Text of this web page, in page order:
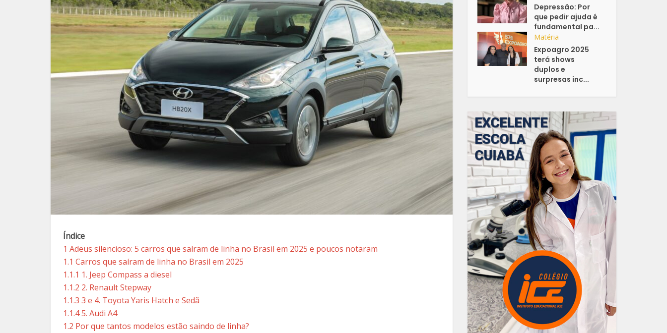
Índice
1 Adeus silencioso: 5 carros que saíram de linha no Brasil em 2025 e poucos notaram
1.1 Carros que saíram de linha no Brasil em 2025
1.1.1 1. Jeep Compass a diesel
1.1.2 2. Renault Stepway
1.1.3 3 e 4. Toyota Yaris Hatch e Sedã
1.1.45. Audi A4
1.2 Por que tantos modelos estão saindo de linha?
Depressão: Por
que pedir ajuda é
fundamental pa...
Matéria
Expoagro 2025
terá shows
duplos e
surpresas inc...